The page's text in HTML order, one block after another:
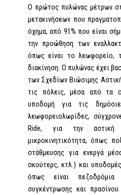
Ο πρώτος πυλώνας μέτρων
μετακινήσεων που
όχημα, από 91% που είναι
την προώθηση των
όπως είναι το λεωφορείο,
διακίνηση. Ο πυλώνας έχει
των Σχεδίων Βιώσιμης
τις πόλεις, μέσα από τα
υποδομή για τις
λεωφορειολωρίδες,
Ride, για την αστική
μικροκινητικότητα, όπως
στάθμευσης για ενεργά
σκούτερς, κτλ.) και
όπως είναι
συγκέντρωσης και